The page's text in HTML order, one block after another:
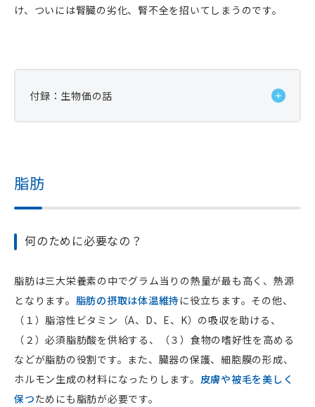
け、ついには腎臓の劣化、腎不全を招いてしまうのです。
付録：生物価の話
「生物価＝体内に留保できる蛋白質量／消化吸収でき
る蛋白質量」です。生物価の高い蛋白質は犬の体内で
の場合、生物価100であればそのまま100gを与えれば
しかし、生物価80だと125g、生物価50だと200gが必
要になります。一般的に動物性蛋白質の生物価は高
く、植物性蛋白質のそれは低い傾向があります。生物
価の低い原材料を使ったドッグフードでは蛋白質含量
を高くしなければなりません。
脂肪
何のために必要なの？
脂肪は三大栄養素の中でグラム当りの熱量が最も高く、熱源
となります。 脂肪の摂取は体温維持 に役立ちます。その他、
（１）脂溶性ビタミン（A、D、E、K）の吸収を助ける、
（２）必須脂肪酸を供給する、（３）食物の嗜好性を高める
などが脂肪の役割です。また、臓器の保護、細胞膜の形成、
ホルモン生成の材料になったりします。 皮膚や被毛を美しく
保つためにも脂肪が必要です。